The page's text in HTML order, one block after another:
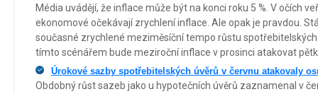
Média uvádějí, že inflace může být na konci roku 5 %. V očích
ekonomové očekávají zrychlení inflace. Ale opak je pravdou.
současné zrychlené meziměsíční tempo růstu
tímto scénářem bude meziroční inflace v prosinci atakovat
Úrokové sazby spotřebitelských úvěrů v červnu atakovaly
Obdobný růst sazeb jako u hypotečních úvěrů zaznamenal v